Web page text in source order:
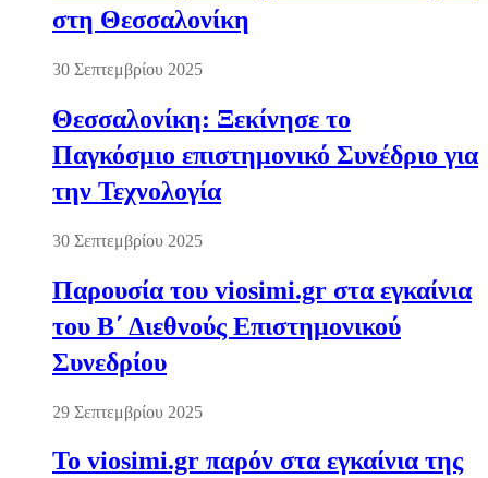
στη Θεσσαλονίκη
30 Σεπτεμβρίου 2025
Θεσσαλονίκη: Ξεκίνησε το
Παγκόσμιο επιστημονικό Συνέδριο για
την Τεχνολογία
30 Σεπτεμβρίου 2025
Παρουσία του viosimi.gr στα εγκαίνια
του Β΄ Διεθνούς Επιστημονικού
Συνεδρίου
29 Σεπτεμβρίου 2025
Το viosimi.gr παρόν στα εγκαίνια της